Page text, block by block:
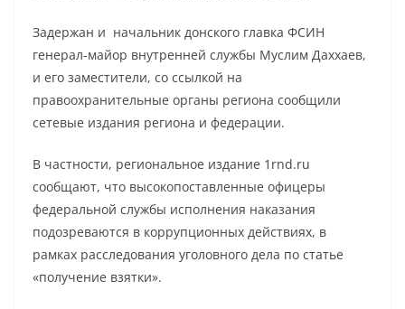
Задержан и начальник донского главка ФСИН
генерал-майор внутренней службы Муслим Даххаев,
и его заместители, со ссылкой на
правоохранительные органы региона сообщили
сетевые издания региона и федерации.
В частности, региональное издание 1rnd.ru
сообщают, что высокопоставленные офицеры
федеральной службы исполнения наказания
подозреваются в коррупционных действиях, в
рамках расследования уголовного дела по статье
«получение взятки».